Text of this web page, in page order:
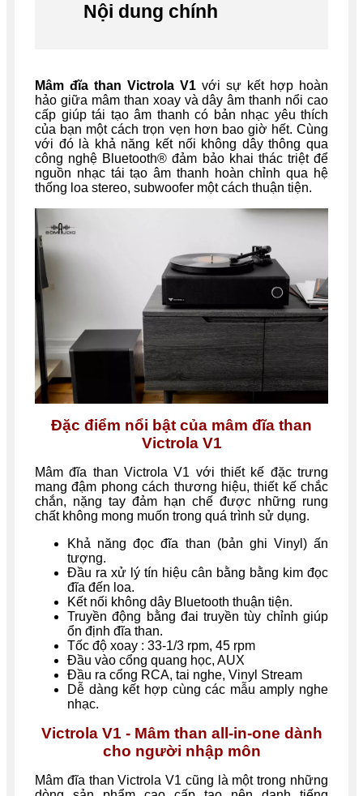
Nội dung chính
Mâm đĩa than Victrola V1 với sự kết hợp hoàn
hảo giữa mâm than xoay và dây âm thanh nổi cao
cấp giúp tái tạo âm thanh có bản nhạc yêu thích
của bạn một cách trọn vẹn hơn bao giờ hết. Cùng
với đó là khả năng kết nối không dây thông qua
công nghệ Bluetooth® đảm bảo khai thác triệt để
nguồn nhạc tái tạo âm thanh hoàn chỉnh qua hệ
thống loa stereo, subwoofer một cách thuận tiện.
Đặc điểm nổi bật của mâm đĩa than
Victrola V1
Mâm đĩa than Victrola V1 với thiết kế đặc trưng
mang đậm phong cách thương hiệu, thiết kế chắc
chắn, nặng tay đảm hạn chế được những rung
chất không mong muốn trong quá trình sử dụng.
Khả năng đọc đĩa than (bản ghi Vinyl) ấn
tượng.
Đầu ra xử lý tín hiệu cân bằng bằng kim đọc
đĩa đến loa.
Kết nối không dây Bluetooth thuận tiện.
Truyền động bằng đai truyền tùy chỉnh giúp
ổn định đĩa than.
Tốc độ xoay : 33-1/3 rpm, 45 rpm
Đầu vào cổng quang học, AUX
Đầu ra cổng RCA, tai nghe, Vinyl Stream
Dễ dàng kết hợp cùng các mẫu amply nghe
nhạc.
Victrola V1 - Mâm than all-in-one dành
cho người nhập môn
Mâm đĩa than Victrola V1 cũng là một trong những